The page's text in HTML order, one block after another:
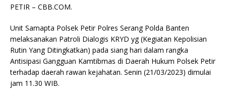
PETIR – CBB.COM.
Unit Samapta Polsek Petir Polres Serang Polda Banten
melaksanakan Patroli Dialogis KRYD yg (Kegiatan Kepolisian
Rutin Yang Ditingkatkan) pada siang hari dalam rangka
Antisipasi Gangguan Kamtibmas di Daerah Hukum Polsek Petir
terhadap daerah rawan kejahatan. Senin (21/03/2023) dimulai
jam 11.30 WIB.